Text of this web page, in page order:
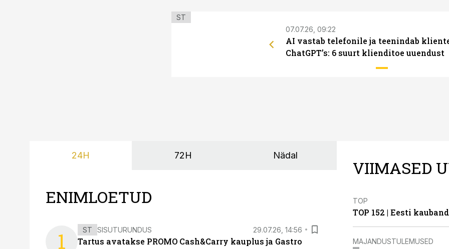
ST
07.07.26, 09:22
AI vastab telefonile ja teenindab
ChatGPT’s: 6 suurt klienditoe uuendust
24H 72H Nädal
ENIMLOETUD
1 ST SISUTURUNDUS 29.07.26, 14:56
Tartus avatakse PROMO Cash&Carry kauplus ja Gastro
VIIMASED
TOP
TOP 152 | Eesti
MAJANDUSTULEMUSED